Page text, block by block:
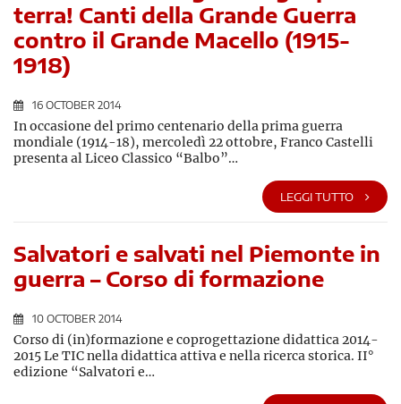
terra! Canti della Grande Guerra
contro il Grande Macello (1915-
1918)
16 OCTOBER 2014
In occasione del primo centenario della prima guerra
mondiale (1914-18), mercoledì 22 ottobre, Franco Castelli
presenta al Liceo Classico “Balbo”…
LEGGI TUTTO
Salvatori e salvati nel Piemonte in
guerra – Corso di formazione
10 OCTOBER 2014
Corso di (in)formazione e coprogettazione didattica 2014-
2015 Le TIC nella didattica attiva e nella ricerca storica. II°
edizione “Salvatori e…